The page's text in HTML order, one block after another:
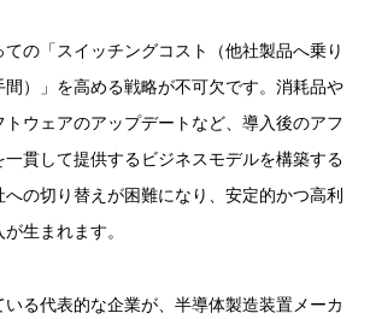
の「スイッチングコスト（他社製品へ乗り
）」を高める戦略が不可欠です。消耗品や
トウェアのアップデートなど、導入後のアフ
一貫して提供するビジネスモデルを構築する
の切り替えが困難になり、安定的かつ高利
生まれます。
る代表的な企業が、半導体製造装置メーカ